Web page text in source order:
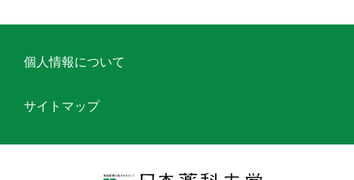
個人情報について
サイトマップ